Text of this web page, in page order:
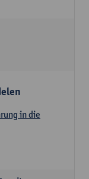
in die